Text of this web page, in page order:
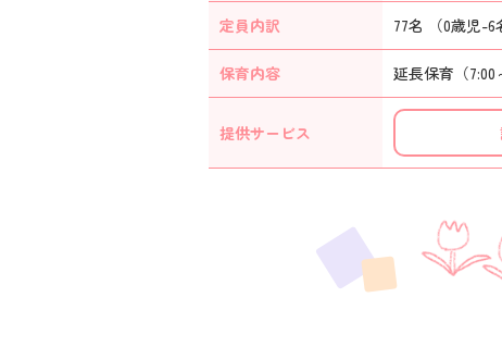
定員内訳 77名 （0歳児-
保育内容 延長保育（7:00
提供サービス